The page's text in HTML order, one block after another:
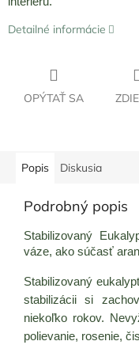
Detailné informácie
OPÝTAŤ SA
Popis Diskusia
Podrobný popis
Stabilizovaný
váze, ako súčasť
Stabilizovaný
stabilizácii si
niekoľko rokov.
polievanie, rosenie,